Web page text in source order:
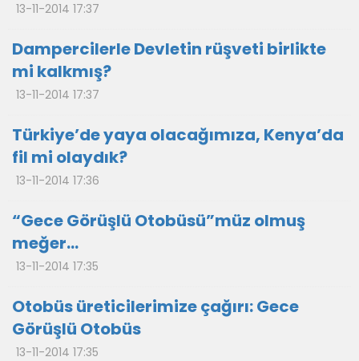
13-11-2014 17:37
Dampercilerle Devletin rüşveti birlikte
mi kalkmış?
13-11-2014 17:37
Türkiye’de yaya olacağımıza, Kenya’da
fil mi olaydık?
13-11-2014 17:36
“Gece Görüşlü Otobüsü”müz olmuş
meğer…
13-11-2014 17:35
Otobüs üreticilerimize çağırı: Gece
Görüşlü Otobüs
13-11-2014 17:35